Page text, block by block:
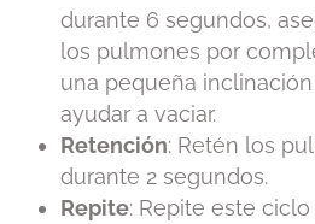
durante 6 segundos,
los pulmones por
una pequeña
ayudar a vaciar.
Retención: Retén los
durante 2 segundos.
Repite: Repite este